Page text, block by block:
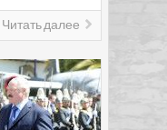
Читать далее